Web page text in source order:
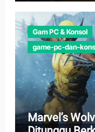
Gam PC & Konsol
game-pc-dan-
Marvel’s